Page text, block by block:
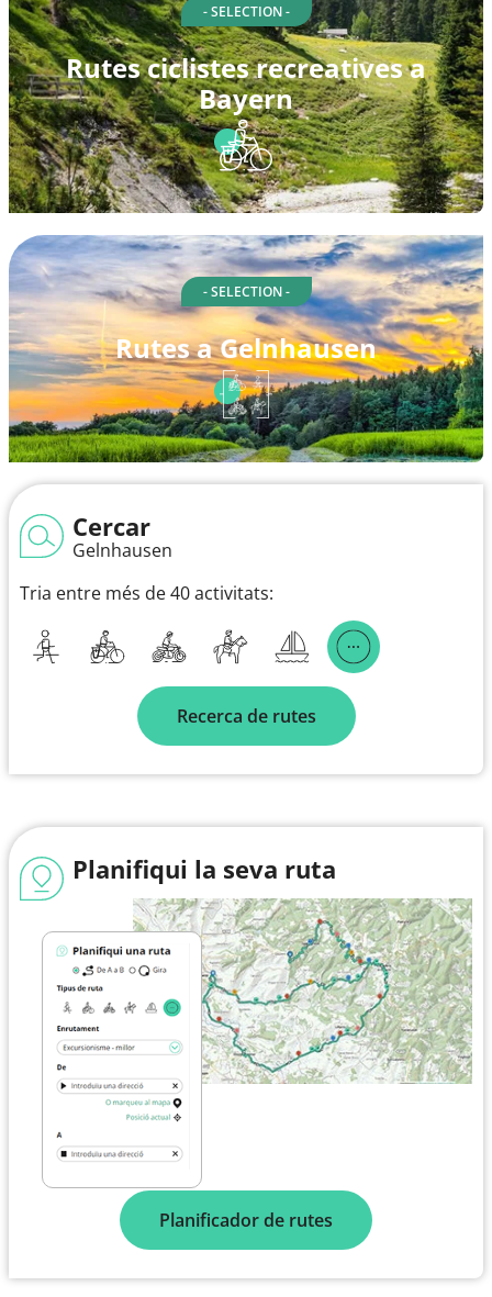
- SELECTION -
Rutes ciclistes recreatives a
Bayern
- SELECTION -
Rutes a Gelnhausen
Cercar
Gelnhausen
Tria entre més de 40 activitats:
Recerca de rutes
Planifiqui la seva ruta
Planificador de rutes